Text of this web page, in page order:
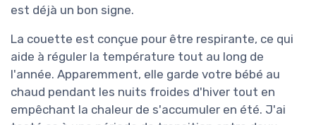
est déjà un bon signe.
La couette est conçue pour être respirante, ce qui
aide à réguler la température tout au long de
l'année. Apparemment, elle garde votre bébé au
chaud pendant les nuits froides d'hiver tout en
empêchant la chaleur de s'accumuler en été. J'ai